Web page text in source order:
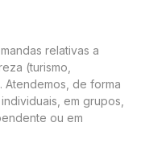
relativas a
(turismo,
de forma
em grupos,
ou em